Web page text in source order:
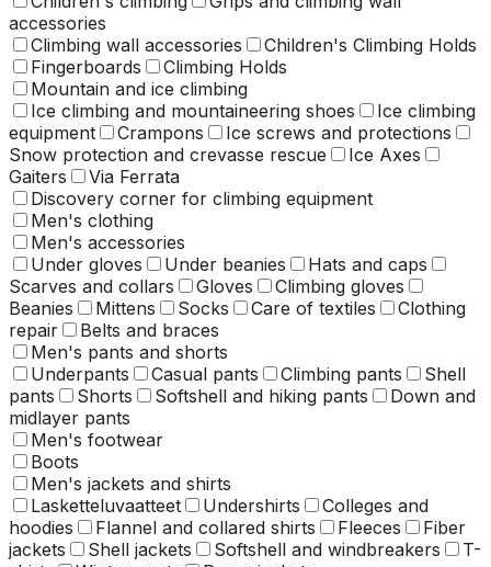
accessories
Climbing wall accessories
Children's Climbing Holds
Fingerboards
Climbing Holds
Mountain and ice climbing
Ice climbing and mountaineering shoes
Ice climbing
equipment
Crampons
Ice screws and protections
Snow protection and crevasse rescue
Ice Axes
Gaiters
Via Ferrata
Discovery corner for climbing equipment
Men's clothing
Men's accessories
Under gloves
Under beanies
Hats and caps
Scarves and collars
Gloves
Climbing gloves
Beanies
Mittens Socks Care of textiles
Clothing
repair
Belts and braces
Men's pants and shorts
Underpants
Casual pants Climbing pants
Shell
pants
Shorts Softshell and hiking pants
Down and
midlayer pants
Men's footwear
Boots
Men's jackets and shirts
Lasketteluvaatteet
Undershirts
Colleges and
hoodies
Flannel and collared shirts Fleeces
Fiber
jackets
Shell jackets Softshell and windbreakers
T-